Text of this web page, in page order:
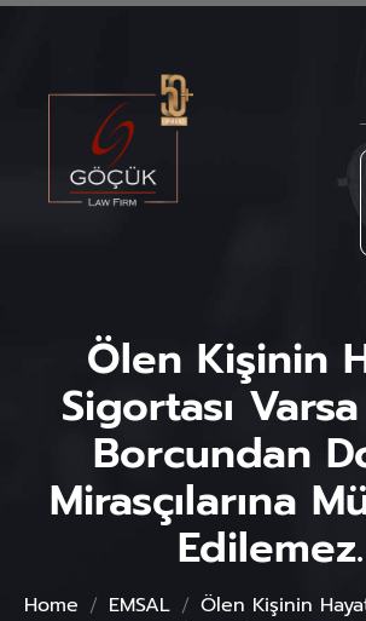
Ölen Kişinin
Sigortası
Borcundan
Mirasçılarına
Edilemez.
Home EMSAL
Ölen Kişinin